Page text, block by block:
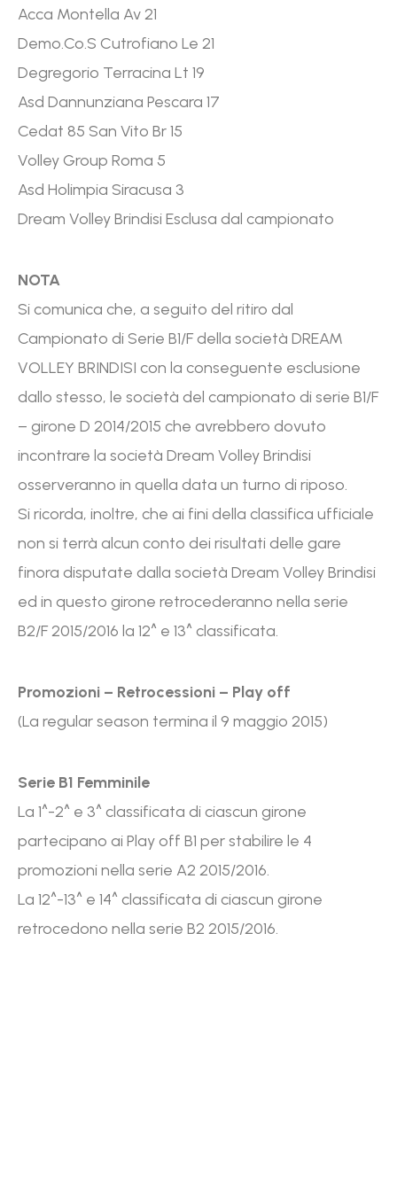
Acca Montella Av 21
Demo.Co.S Cutrofiano Le 21
Degregorio Terracina Lt 19
Asd Dannunziana Pescara 17
Cedat 85 San Vito Br 15
Volley Group Roma 5
Asd Holimpia Siracusa 3
Dream Volley Brindisi Esclusa dal campionato
NOTA
Si comunica che, a seguito del ritiro dal
Campionato di Serie B1/F della società DREAM
VOLLEY BRINDISI con la conseguente esclusione
dallo stesso, le società del campionato di serie B1/F
– girone D 2014/2015 che avrebbero dovuto
incontrare la società Dream Volley Brindisi
osserveranno in quella data un turno di riposo.
Si ricorda, inoltre, che ai fini della classifica ufficiale
non si terrà alcun conto dei risultati delle gare
finora disputate dalla società Dream Volley Brindisi
ed in questo girone retrocederanno nella serie
B2/F 2015/2016 la 12^ e 13^ classificata.
Promozioni – Retrocessioni – Play off
(La regular season termina il 9 maggio 2015)
Serie B1 Femminile
La 1^-2^ e 3^ classificata di ciascun girone
partecipano ai Play off B1 per stabilire le 4
promozioni nella serie A2 2015/2016.
La 12^-13^ e 14^ classificata di ciascun girone
retrocedono nella serie B2 2015/2016.